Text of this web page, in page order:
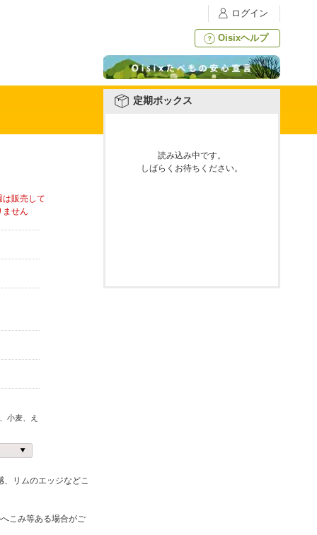
ログイン
Oisixヘルプ
定期ボックス
読み込み中です。
しばらくお待ちください。
小麦、え
リムのエッジなどこ
こみ等ある場合がご